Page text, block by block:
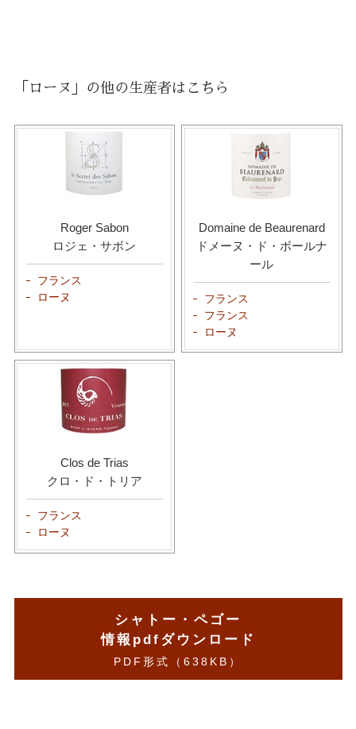
「ローヌ」の他の生産者はこちら
Roger Sabon
ロジェ・サボン
フランス
ローヌ
Domaine de Beaurenard
ドメーヌ・ド・ボールナ
ール
フランス
フランス
ローヌ
Clos de Trias
クロ・ド・トリア
フランス
ローヌ
シャトー・ペゴー
情報pdfダウンロード
PDF形式（638KB）